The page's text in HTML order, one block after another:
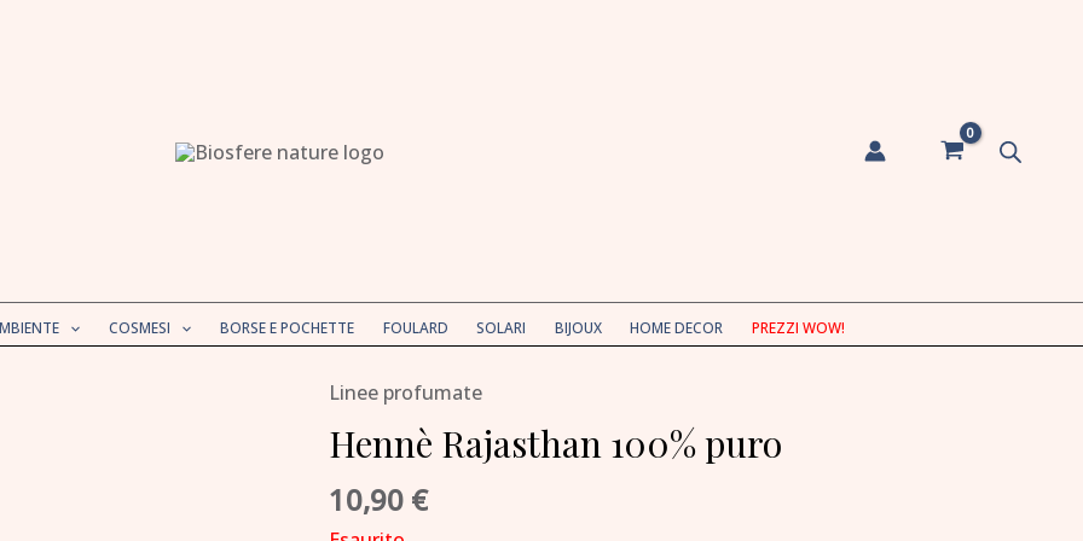
COSMESI BORSE E POCHETTE FOULARD SOLARI BIJOUX HOME DECOR PREZZI WOW!
Linee profumate
Hennè Rajasthan 100% puro
10,90 €